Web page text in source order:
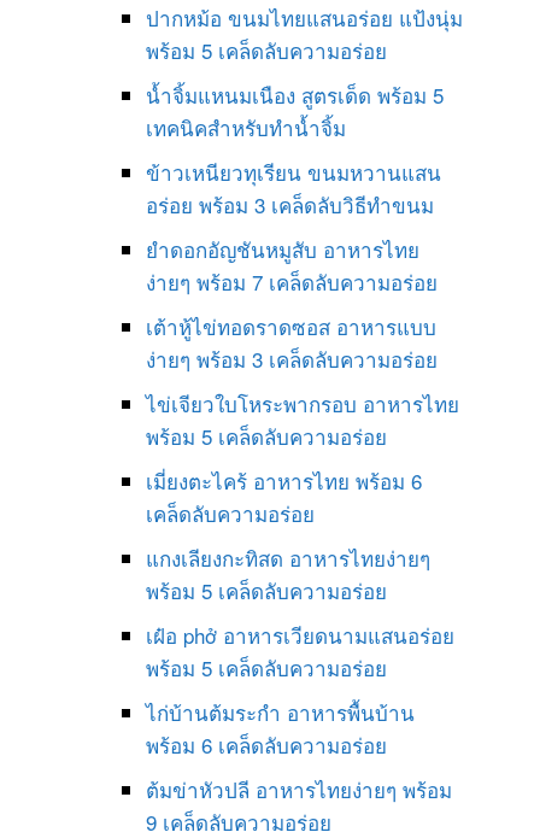
ปากหม้อ ขนมไทยแสนอร่อย แป้งนุ่ม
พร้อม 5 เคล็ดลับความอร่อย
น้ำจิ้มแหนมเนือง สูตรเด็ด พร้อม 5
เทคนิคสำหรับทำน้ำจิ้ม
ข้าวเหนียวทุเรียน ขนมหวานแสน
อร่อย พร้อม 3 เคล็ดลับวิธีทำขนม
ยำดอกอัญชันหมูสับ อาหารไทย
ง่ายๆ พร้อม 7 เคล็ดลับความอร่อย
เต้าหู้ไข่ทอดราดซอส อาหารแบบ
ง่ายๆ พร้อม 3 เคล็ดลับความอร่อย
ไข่เจียวใบโหระพากรอบ อาหารไทย
พร้อม 5 เคล็ดลับความอร่อย
เมี่ยงตะไคร้ อาหารไทย พร้อม 6
เคล็ดลับความอร่อย
แกงเลียงกะทิสด อาหารไทยง่ายๆ
พร้อม 5 เคล็ดลับความอร่อย
เฝ๋อ phở อาหารเวียดนามแสนอร่อย
พร้อม 5 เคล็ดลับความอร่อย
ไก่บ้านต้มระกำ อาหารพื้นบ้าน
พร้อม 6 เคล็ดลับความอร่อย
ต้มข่าหัวปลี อาหารไทยง่ายๆ พร้อม
9 เคล็ดลับความอร่อย